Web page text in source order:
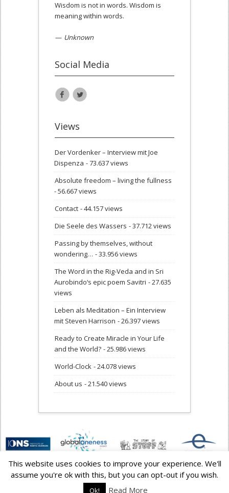
Wisdom is not in words. Wisdom is
meaning within words.
— Unknown
Social Media
Views
Der Vordenker – Interview mit Joe
Dispenza - 73.637 views
Absolute freedom – living the fullness
- 56.667 views
Contact - 44.157 views
Die Seele des Wassers - 37.712 views
Passing by themselves, without
wondering… - 33.956 views
The Word in the Rig-Veda and in Sri
Aurobindo‘s epic poem Savitri - 27.635
views
Leben als Meditation – Ein Interview
mit Steven Harrison - 26.397 views
Ready to Create Miracle in Your Life
and the World? - 25.986 views
World-Clock - 24.078 views
About us - 21.540 views
© Copyright: 2006 - 2026Cybermondo.net - Networker for a
Change
This website uses cookies to improve your experience. We'll
assume you're ok with this, but you can opt-out if you wish.
Ok! Read More